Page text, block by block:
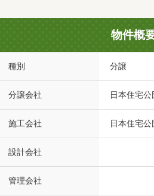
物件概
種別 分譲
分譲会社 日本住宅公
施工会社 日本住宅公
設計会社
管理会社